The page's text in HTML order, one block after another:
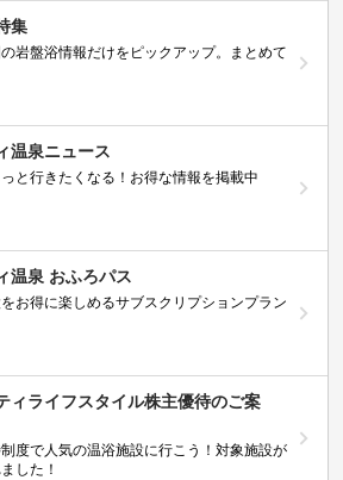
集
岩盤浴情報だけをピックアップ。まとめて
温泉ニュース
と行きたくなる！お得な情報を掲載中
温泉 おふろパス
お得に楽しめるサブスクリプションプラン
ィライフスタイル株主優待のご案
度で人気の温浴施設に行こう！対象施設が
した！